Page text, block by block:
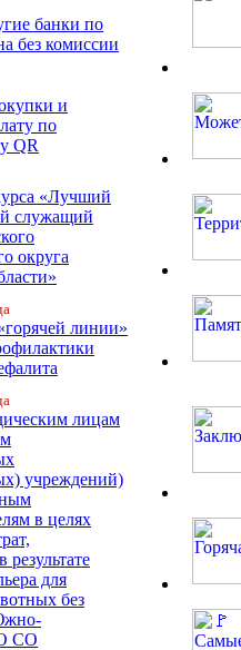
банки по
без комиссии
и
по
QR
«Лучший
служащий
округа
линии»
лицам
учреждений)
в целях
для
без
СО